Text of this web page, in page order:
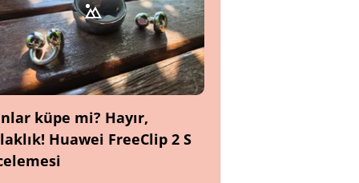
küpe mi? Hayır,
Huawei FreeClip 2 S